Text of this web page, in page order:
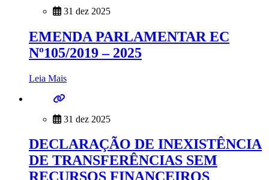
31 dez 2025
EMENDA PARLAMENTAR EC
Nº105/2019 – 2025
Leia Mais
31 dez 2025
DECLARAÇÃO DE INEXISTÊNCIA
DE TRANSFERÊNCIAS SEM
RECURSOS FINANCEIROS